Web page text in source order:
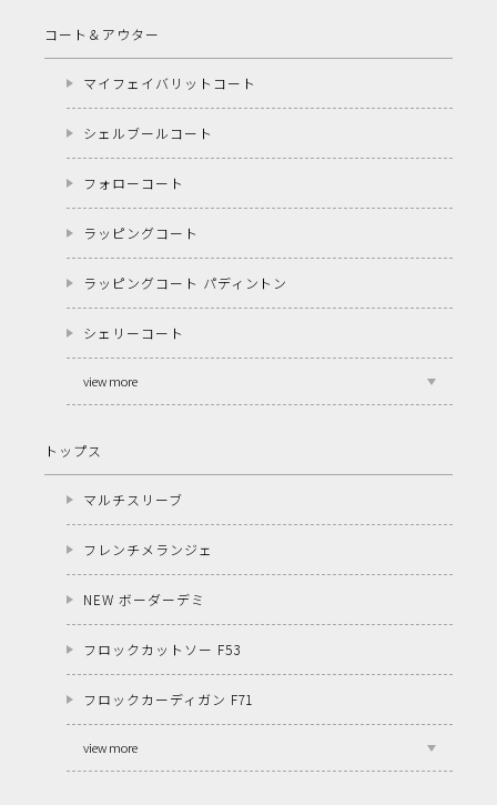
コート＆アウター
マイフェイバリットコート
シェルブールコート
フォローコート
ラッピングコート
ラッピングコート パディントン
シェリーコート
view more
トップス
マルチスリーブ
フレンチメランジェ
NEW ボーダーデミ
フロックカットソー F53
フロックカーディガン F71
view more